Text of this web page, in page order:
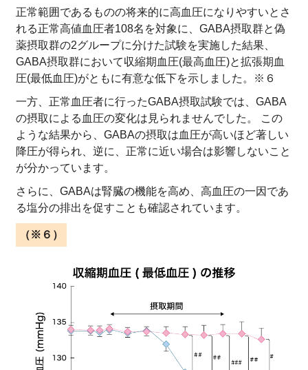
正常範囲であるものの将来的に高血圧になりやすいとさ
れる正常高値血圧者108名を対象に、GABA摂取群と偽
薬摂取群の2グループに分けた試験を実施した結果、
GABA摂取群において収縮期血圧(最高血圧)と拡張期血
圧(最低血圧)がともに有意な低下を示しました。※６
一方、正常血圧者に行ったGABA摂取試験では、GABA
の摂取による血圧の変化は見られませんでした。 この
ような結果から、GABAの摂取は血圧が高いほど著しい
降圧が得られ、逆に、正常に近い場合は影響しないこと
が分かっています。
さらに、GABAは腎臓の機能を高め、高血圧の一因であ
る塩分の排出を促すことも確認されています。
（※６）